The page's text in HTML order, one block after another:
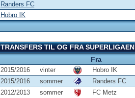
Randers FC
Hobro IK
TRANSFERS TIL OG FRA SUPERLIGAEN
Fra
2015/2016 vinter Hobro IK
2015/2016
sommer Randers FC
2012/2013
sommer FC Metz